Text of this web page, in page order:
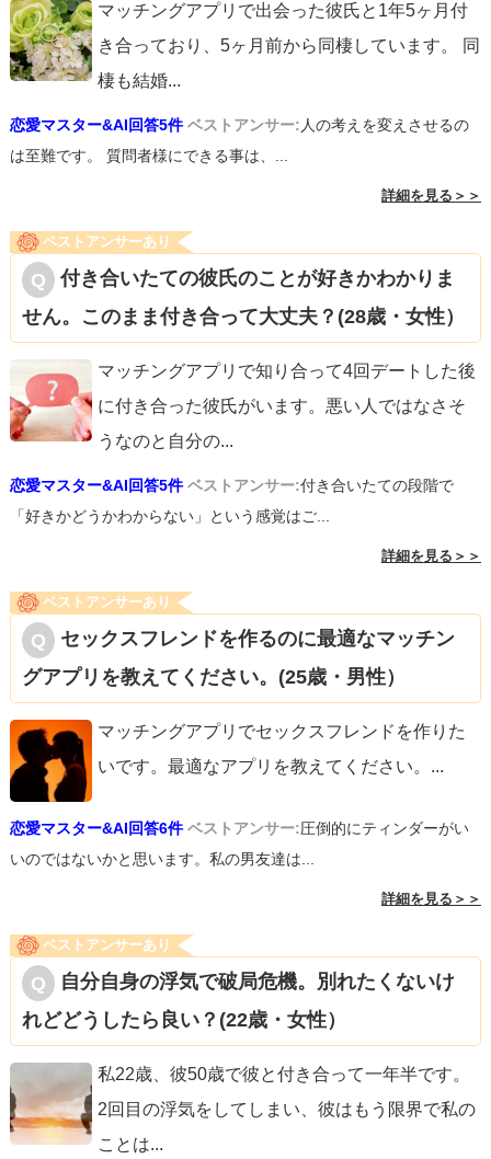
みられるのもよろしいかもしれませんよ。
マッチングアプリで出会った彼氏と1年5ヶ月付
き合っており、5ヶ月前から同棲しています。 同
棲も結婚...
恋愛マスター&AI回答5件 ベストアンサー:人の考えを変えさせるの
は至難です。 質問者様にできる事は、...
詳細を見る＞＞
ベストアンサーあり
付き合いたての彼氏のことが好きかわかりま
せん。このまま付き合って大丈夫？(28歳・女性）
マッチングアプリで知り合って4回デートした後
に付き合った彼氏がいます。悪い人ではなさそ
うなのと自分の...
恋愛マスター&AI回答5件 ベストアンサー:付き合いたての段階で
「好きかどうかわからない」という感覚はご...
詳細を見る＞＞
ベストアンサーあり
セックスフレンドを作るのに最適なマッチン
グアプリを教えてください。(25歳・男性）
マッチングアプリでセックスフレンドを作りた
いです。最適なアプリを教えてください。 ...
恋愛マスター&AI回答6件 ベストアンサー:圧倒的にティンダーがい
いのではないかと思います。私の男友達は...
詳細を見る＞＞
ベストアンサーあり
自分自身の浮気で破局危機。別れたくないけ
れどどうしたら良い？(22歳・女性）
私22歳、彼50歳で彼と付き合って一年半です。
2回目の浮気をしてしまい、彼はもう限界で私の
ことは...